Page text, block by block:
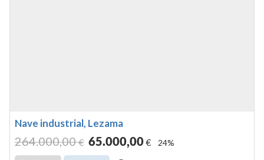
Nave industrial, Lezama
264.000,00 € 65.000,00€ 24%